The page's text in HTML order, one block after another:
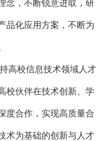
念，不断锐意进取，研
品化应用方案，不断为
高校信息技术领域人才
校伙伴在技术创新、学
度合作，实现高质量合
术为基础的创新与人才